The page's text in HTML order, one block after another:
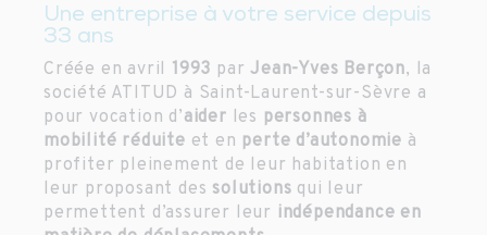
Une entreprise à votre service depuis
33 ans
Créée en avril 1993 parJean-Yves Berçon, la
société ATITUD à Saint-Laurent-sur-Sèvre a
pour vocation d’aider les personnes à
mobilité réduite et en perte d’autonomie à
profiter pleinement de leur habitation en
leur proposant des solutions qui leur
permettent d’assurer leur indépendance en